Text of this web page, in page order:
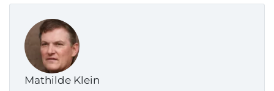
Mathilde Klein